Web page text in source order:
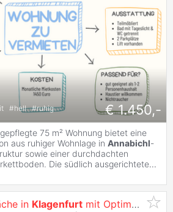
#hell #ruhig € 1.450,-
75 m² Wohnung bietet eine
aus ruhiger Wohnlage in Annabichl-
sowie einer durchdachten
Die südlich ausgerichtete...
in Klagenfurt mit Optimaler Werbewirksamkeit -